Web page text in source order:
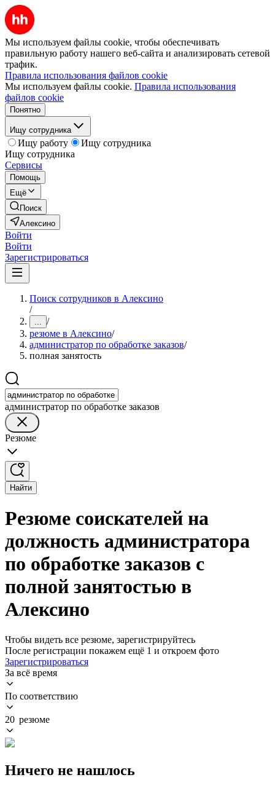
Мы используем файлы cookie, чтобы обеспечивать
правильную работу нашего веб-сайта и анализировать сетевой
трафик.
Правила использования файлов cookie
Мы используем файлы cookie. Правила использования
файлов cookie
Понятно
Ищу сотрудника
Ищу работу
Ищу сотрудника
Ищу сотрудника
Сервисы
Помощь
Ещё
Поиск
Алексино
Войти
Войти
Зарегистрироваться
Поиск сотрудников в Алексино
/
... /
резюме в Алексино/
администратор по обработке заказов/
полная занятость
администратор по обработке заказов
Резюме
Найти
Резюме соискателей на
должность администратора
по обработке заказов с
полной занятостью в
Алексино
Чтобы видеть все резюме, зарегистрируйтесь
После регистрации покажем ещё 1 и откроем фото
Зарегистрироваться
За всё время
По соответствию
20 резюме
Ничего не нашлось